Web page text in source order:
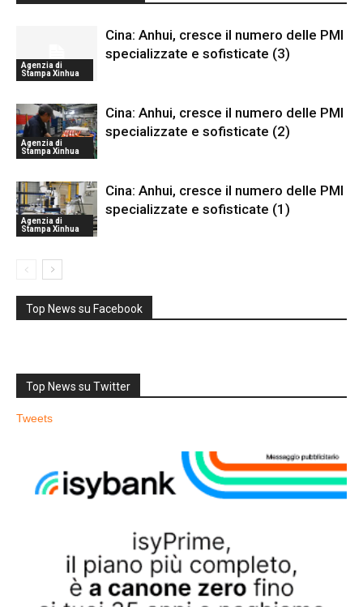
Agenzia di
Stampa Xinhua
Cina: Anhui, cresce il numero delle PMI
specializzate e sofisticate (3)
Agenzia di
Stampa Xinhua
Cina: Anhui, cresce il numero delle PMI
specializzate e sofisticate (2)
Agenzia di
Stampa Xinhua
Cina: Anhui, cresce il numero delle PMI
specializzate e sofisticate (1)
Top News su Facebook
Top News su Twitter
Tweets